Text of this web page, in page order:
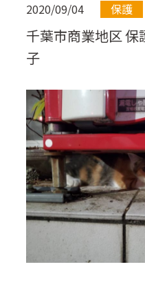
2020/09/04 保護
千葉市商業地区
子